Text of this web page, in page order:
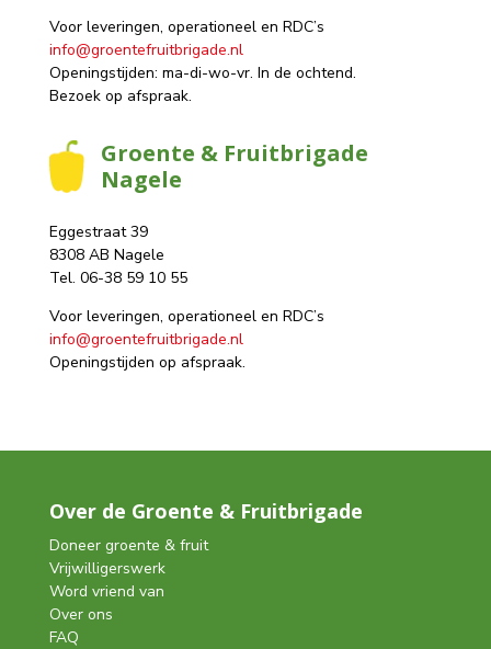
Voor leveringen, operationeel en RDC’s
info@groentefruitbrigade.nl
Openingstijden: ma-di-wo-vr. In de ochtend.
Bezoek op afspraak.
Groente & Fruitbrigade
Nagele
Eggestraat 39
8308 AB Nagele
Tel. 06-38 59 10 55
Voor leveringen, operationeel en RDC’s
info@groentefruitbrigade.nl
Openingstijden op afspraak.
Over de Groente & Fruitbrigade
Doneer groente & fruit
Vrijwilligerswerk
Word vriend van
Over ons
FAQ